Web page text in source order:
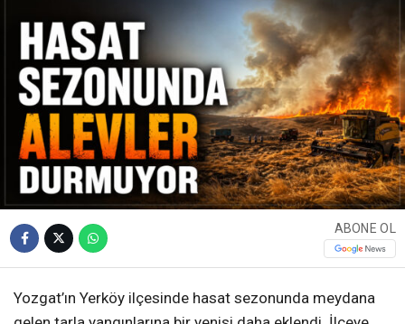
ABONE OL
Yozgat’ın Yerköy ilçesinde hasat sezonunda meydana